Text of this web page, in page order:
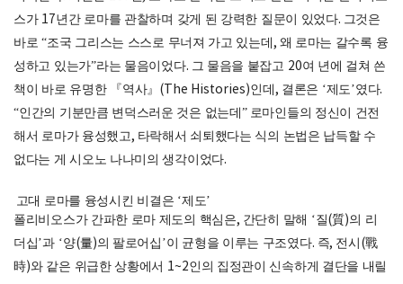
스가 17년간 로마를 관찰하며 갖게 된 강력한 질문이 있었다. 그것은
바로“조국 그리스는 스스로 무너져 가고 있는데 , 왜 로마는 갈수록 융
성하고 있는가”라는 물음이었다. 그 물음을 붙잡고 20여 년에 걸쳐 쓴
책이 바로 유명한
『 역사』 (The Histories)인데 , 결론은 ‘제도’였다.
“인간의 기분만큼 변덕스러운 것은 없는데 ” 로마인들의 정신이 건전
해서 로마가 융성했고, 타락해서 쇠퇴했다는 식의 논법은 납득할 수
없다는 게 시오노 나나미의 생각이었다.
고대 로마를 융성시킨 비결은 ‘제도’
폴리비오스가 간파한 로마 제도의 핵심은, 간단히 말해 ‘질(質)의 리
더십’과 ‘양(量)의 팔로어십 ’이 균형을 이루는 구조였다. 즉, 전시 (戰
時)와 같은 위급한 상황에서 1~2인의 집정관이 신속하게 결단을 내릴